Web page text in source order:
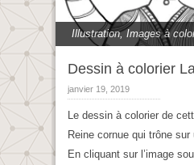
Illustration,Images à
Dessin à colorier
janvier 19, 2019
Le dessin à colorier de
Reine cornue qui trône
En cliquant sur l’image